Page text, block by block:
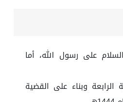
على رسول الله، أما
الرابعة وبناء على القضية